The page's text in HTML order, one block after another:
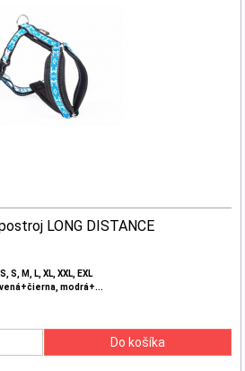
LONG DISTANCE
S, M, L, XL, XXL, EXL
modrá+...